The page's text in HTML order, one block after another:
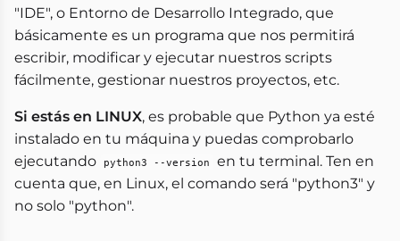
"IDE", o Entorno de Desarrollo Integrado, que
básicamente es un programa que nos permitirá
escribir, modificar y ejecutar nuestros scripts
fácilmente, gestionar nuestros proyectos, etc.
Si estás en LINUX, es probable que Python ya esté
instalado en tu máquina y puedas comprobarlo
ejecutando
python3 --version
en tu terminal. Ten en
cuenta que, en Linux, el comando será "python3" y
no solo "python".